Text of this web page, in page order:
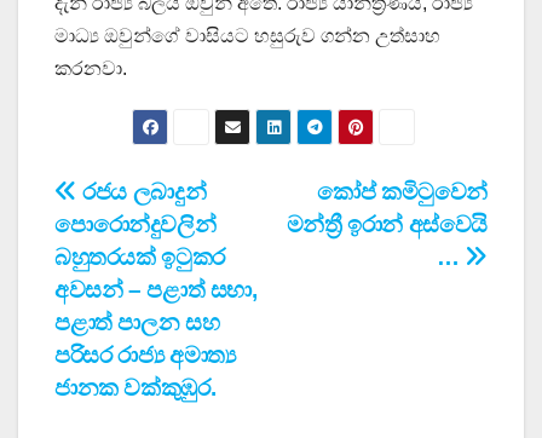
මාධ්‍ය ඔවුන්ගේ වාසියට හසුරුව ගන්න උත්සාහ
කරනවා.
Post
navigation
කෝප් කමිටුවෙන්
මන්ත්‍රී ඉරාන් අස්වෙයි
…
රජය ලබාදුන්
පොරොන්දුවලින්
බහුතරයක් ඉටුකර
අවසන් – පළාත් සභා,
පළාත් පාලන සහ
පරිසර රාජ්‍ය අමාත්‍ය
ජානක වක්කුඹුර.